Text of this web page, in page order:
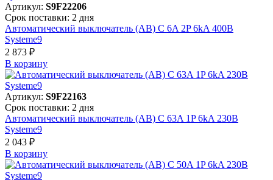
Артикул: S9F22206
Срок поставки: 2 дня
Автоматический выключатель (АВ) C 6A 2P 6kA 400В
Systeme9
2 873 ₽
В корзинy
Артикул: S9F22163
Срок поставки: 2 дня
Автоматический выключатель (АВ) C 63A 1P 6kA 230В
Systeme9
2 043 ₽
В корзинy